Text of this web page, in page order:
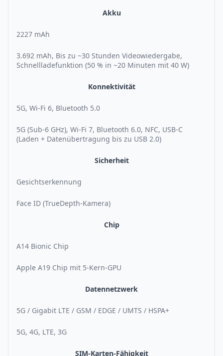
Akku
2227 mAh
3.692 mAh, Bis zu ~30 Stunden Videowiedergabe,
Schnellladefunktion (50 % in ~20 Minuten mit 40 W)
Konnektivität
5G, Wi-Fi 6, Bluetooth 5.0
5G (Sub-6 GHz), Wi-Fi 7, Bluetooth 6.0, NFC, USB-C
(Laden + Datenübertragung bis zu USB 2.0)
Sicherheit
Gesichtserkennung
Face ID (TrueDepth-Kamera)
Chip
A14 Bionic Chip
Apple A19 Chip mit 5-Kern-GPU
Datennetzwerk
5G / Gigabit LTE / GSM / EDGE / UMTS / HSPA+
5G, 4G, LTE, 3G
SIM-Karten-Fähigkeit